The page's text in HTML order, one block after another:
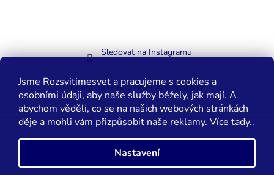
Jsme Rozsvitimesvet a pracujeme s cookies a
osobními údaji, aby naše služby běžely, jak mají. A
abychom věděli, co se na našich webových stránkách
děje a mohli vám přizpůsobit naše reklamy. Více tady..
Nastavení
Sledovat na Instagramu
Kontaktujte nás WELAIK-cesko.cz
Vytvořil Shoptet